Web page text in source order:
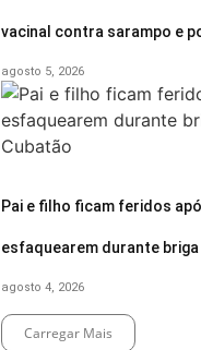
vacinal contra sarampo e
agosto 5, 2026
Pai e filho ficam feridos
esfaquearem durante briga
agosto 4, 2026
Carregar Mais